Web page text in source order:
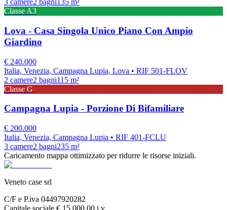
3 camere2 bagni135 m²
Classe A3
Lova - Casa Singola Unico Piano Con Ampio
Giardino
€ 240.000
Italia, Venezia, Campagna Lupia, Lova • RIF 501-FLOV
2 camere2 bagni115 m²
Classe G
Campagna Lupia - Porzione Di Bifamiliare
€ 200.000
Italia, Venezia, Campagna Lupia • RIF 401-FCLU
3 camere2 bagni235 m²
Caricamento mappa ottimizzato per ridurre le risorse iniziali.
Veneto case srl
C/F e P.iva 04497920282
Capitale sociale € 15.000,00 i.v.